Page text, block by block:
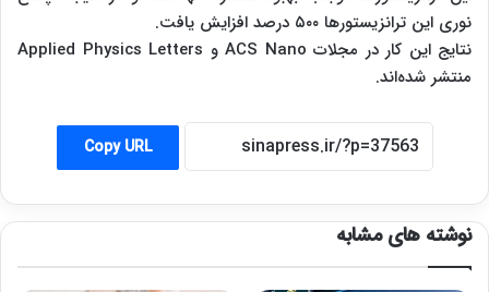
نوری این ترانزیستورها ۵۰۰ درصد افزایش یافت.
نتایج این کار در مجلات ACS Nano و Applied Physics Letters
منتشر شده‌اند.
Copy URL
نوشته های مشابه